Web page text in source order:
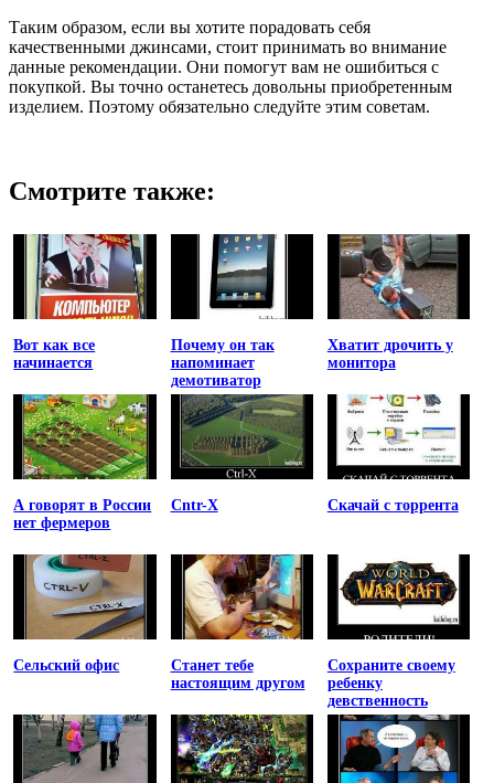
Таким образом, если вы хотите порадовать себя
качественными джинсами, стоит принимать во внимание
данные рекомендации. Они помогут вам не ошибиться с
покупкой. Вы точно останетесь довольны приобретенным
изделием. Поэтому обязательно следуйте этим советам.
Смотрите также:
Вот как все
начинается
Почему он так
напоминает
демотиватор
Хватит дрочить у
монитора
А говорят в России
нет фермеров
Cntr-X Скачай с торрента
Сельский офис
Станет тебе
настоящим другом
Сохраните своему
ребенку
девственность